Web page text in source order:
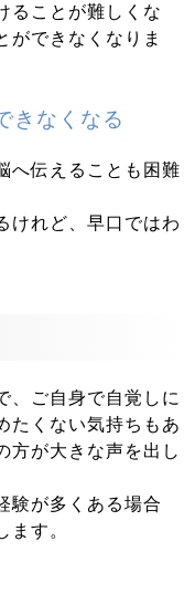
ることが難しくな
ができなくなりま
きなくなる
へ伝えることも困難
けれど、早口ではわ
、ご自身で自覚しに
たくない気持ちもあ
方が大きな声を出し
験が多くある場合
ます。